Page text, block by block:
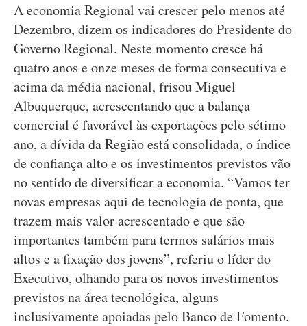
A economia Regional vai crescer pelo menos até
Dezembro, dizem os indicadores do Presidente do
Governo Regional. Neste momento cresce há
quatro anos e onze meses de forma consecutiva e
acima da média nacional, frisou Miguel
Albuquerque, acrescentando que a balança
comercial é favorável às exportações pelo sétimo
ano, a dívida da Região está consolidada, o índice
de confiança alto e os investimentos previstos vão
no sentido de diversificar a economia. “Vamos ter
novas empresas aqui de tecnologia de ponta, que
trazem mais valor acrescentado e que são
importantes também para termos salários mais
altos e a fixação dos jovens”, referiu o líder do
Executivo, olhando para os novos investimentos
previstos na área tecnológica, alguns
inclusivamente apoiadas pelo Banco de Fomento.